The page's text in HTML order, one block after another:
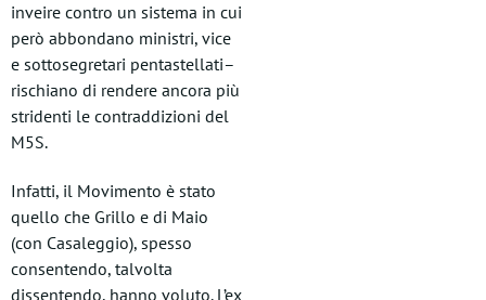
inveire contro un sistema in cui
però abbondano ministri, vice
e sottosegretari pentastellati–
rischiano di rendere ancora più
stridenti le contraddizioni del
M5S.
Infatti, il Movimento è stato
quello che Grillo e di Maio
(con Casaleggio), spesso
consentendo, talvolta
dissentendo, hanno voluto. L’ex